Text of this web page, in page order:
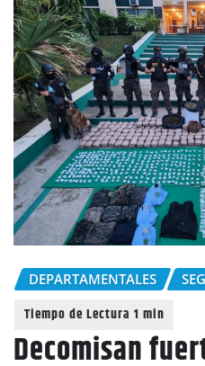
DEPARTAMENTALES
Decomisan